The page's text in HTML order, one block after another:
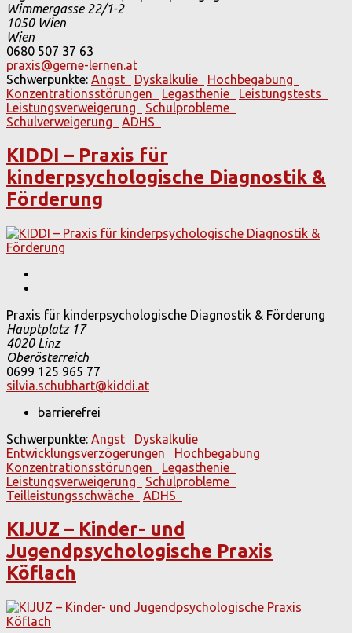
Wimmergasse 22/1-2
1050Wien
Wien
0680 507 37 63
praxis@gerne-lernen.at
Schwerpunkte: Angst Dyskalkulie
Hochbegabung
Konzentrationsstörungen
Legasthenie
Leistungstests
Leistungsverweigerung
Schulprobleme
Schulverweigerung
ADHS
KIDDI – Praxis für
kinderpsychologische Diagnostik &
Förderung
Praxis für kinderpsychologische Diagnostik & Förderung
Hauptplatz 17
4020Linz
Oberösterreich
0699 125 965 77
silvia.schubhart@kiddi.at
barrierefrei
Schwerpunkte: Angst
Dyskalkulie
Entwicklungsverzögerungen
Hochbegabung
Konzentrationsstörungen
Legasthenie
Leistungsverweigerung
Schulprobleme
Teilleistungsschwäche
ADHS
KIJUZ – Kinder- und
Jugendpsychologische Praxis
Köflach